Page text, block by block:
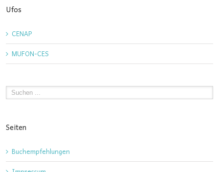
Ufos
CENAP
MUFON-CES
Seiten
Buchempfehlungen